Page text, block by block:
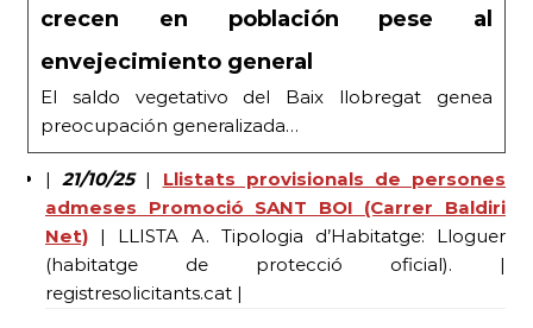
crecen en población pese al
envejecimiento general
El saldo vegetativo del Baix llobregat genea
preocupación generalizada…
|21/10/25| Llistats provisionals de persones
admeses Promoció SANT BOI (Carrer Baldiri
Net) | LLISTA A. Tipologia d’Habitatge: Lloguer
(habitatge de protecció oficial). |
registresolicitants.cat |